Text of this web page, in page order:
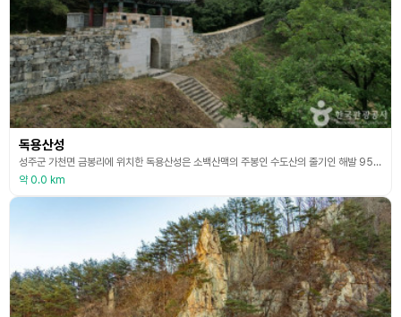
독용산성
성주군 가천면 금봉리에 위치한 독용산성은 소백산맥의 주봉인 수도산의 줄기인 해발 955m의 독용산 정상에 있다. 산성의 둘레는 7.7㎞(높이 2.5m, 폭 1.5m)에 이르며 산성 내 수원이 풍부하고 활용 공간이 넓어 장기 전투에 대비하여 만들어진 포곡식 산성이다. 성의 축조 연대는 정확하게 알 수 없으나 1,500년전 성산가야 때 쌓은 것으로 추측되며 임진왜란을 피하던 중 발견되었다고 한다. 조선 숙종 원년(1675년) 관찰사 정중휘가 개축하여, 동서
약 0.0 km